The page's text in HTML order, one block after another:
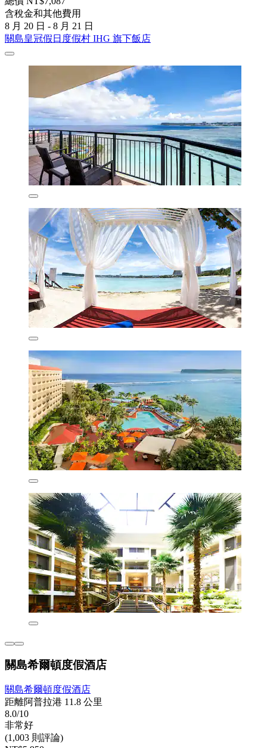
含稅金和其他費用
8 月 20 日 - 8 月 21 日
關島皇冠假日度假村 IHG 旗下飯店
關島希爾頓度假酒店
關島希爾頓度假酒店
距離阿普拉港 11.8 公里
8.0/10
非常好
(1,003 則評論)